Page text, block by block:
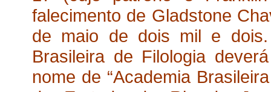
falecimento de Gladstone
de maio de dois mil e
Brasileira de Filologia
nome de “Academia